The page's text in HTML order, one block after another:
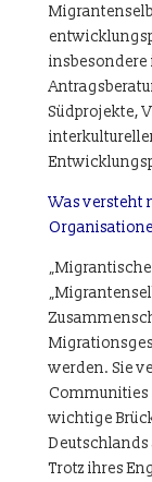
insbesondere
Südprojekte,
Was versteht
werden. Sie
Communities
wichtige
Trotz ihres